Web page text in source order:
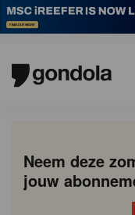
Neem deze
jouw